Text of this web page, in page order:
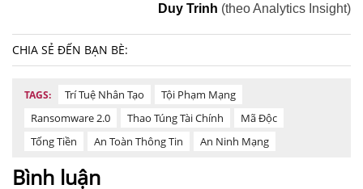
Duy Trinh (theo Analytics Insight)
CHIA SẺ ĐẾN BẠN BÈ:
TAGS: Trí Tuệ Nhân Tạo
Tội Phạm Mạng
Ransomware 2.0
Thao Túng Tài Chính
Mã Độc
Tống Tiền
An Toàn Thông Tin An Ninh Mạng
Bình luận